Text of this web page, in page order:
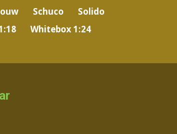
Schuco
Solido
Whitebox 1:24